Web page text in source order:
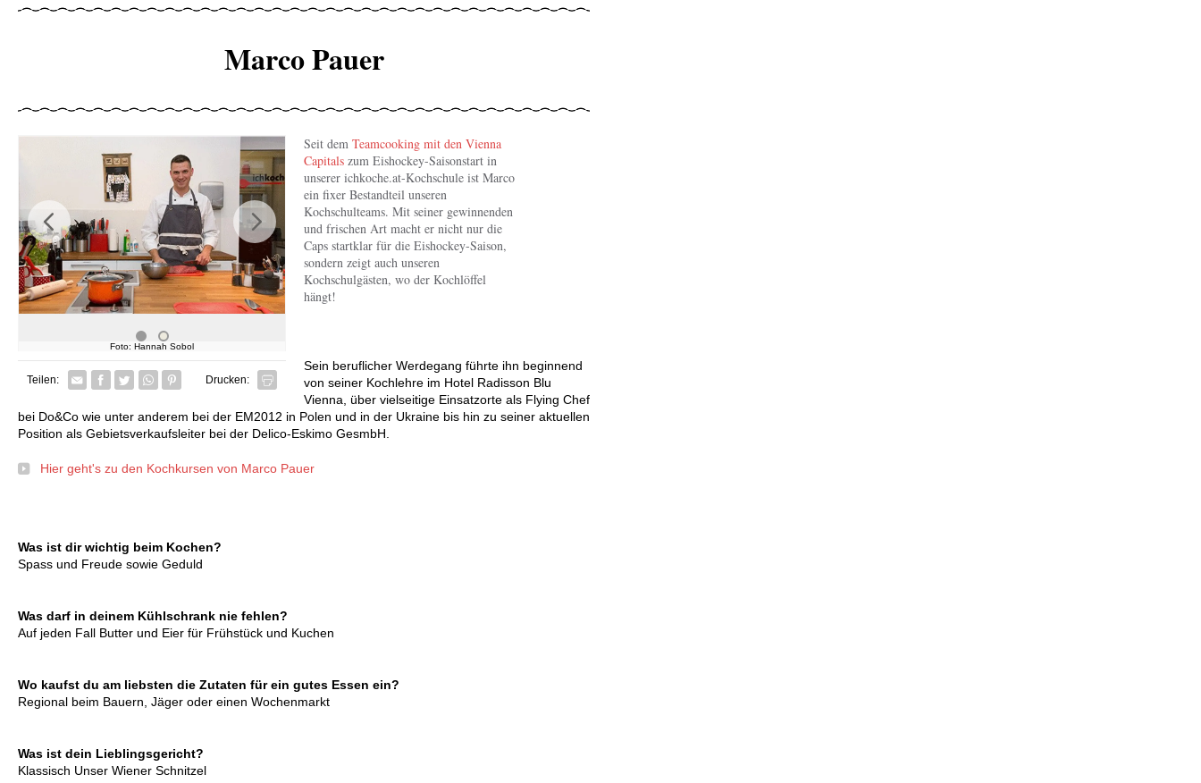
Marco Pauer
Foto: Hannah Sobol
Next
Previous
Teilen: Facebook
TwitterWhatsapp senden
Pin it Drucken:
Seit dem Teamcooking mit den Vienna
Capitals zum Eishockey-Saisonstart in
unserer ichkoche.at-Kochschule ist Marco
ein fixer Bestandteil unseren
Kochschulteams. Mit seiner gewinnenden
und frischen Art macht er nicht nur die
Caps startklar für die Eishockey-Saison,
sondern zeigt auch unseren
Kochschulgästen, wo der Kochlöffel
hängt!
Sein beruflicher Werdegang führte ihn beginnend
von seiner Kochlehre im Hotel Radisson Blu
Vienna, über vielseitige Einsatzorte als Flying Chef
bei Do&Co wie unter anderem bei der EM2012 in Polen und in der Ukraine bis hin zu seiner aktuellen
Position als Gebietsverkaufsleiter bei der Delico-Eskimo GesmbH.
Hier geht's zu den Kochkursen von Marco Pauer
Was ist dir wichtig beim Kochen?
Spass und Freude sowie Geduld
Was darf in deinem Kühlschrank nie fehlen?
Auf jeden Fall Butter und Eier für Frühstück und Kuchen
Wo kaufst du am liebsten die Zutaten für ein gutes Essen ein?
Regional beim Bauern, Jäger oder einen Wochenmarkt
Was ist dein Lieblingsgericht?
Klassisch Unser Wiener Schnitzel